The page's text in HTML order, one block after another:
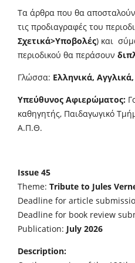
Τα άρθρα που θα
τις προδιαγραφές του
Σχετικά>Υποβολές) και
περιοδικού θα περάσουν
Γλώσσα: Ελληνικά,
Υπεύθυνος Αφιερώματος:
καθηγητής, Παιδαγωγικό
Α.Π.Θ.
Issue 45
Theme: Tribute to Jules
Deadline for article
Deadline for book review
Publication: July 2026
Description: